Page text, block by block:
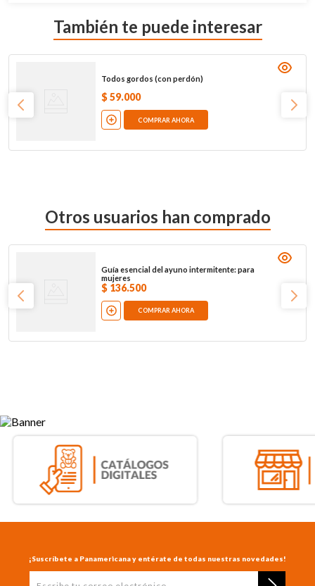
También te puede interesar
Todos gordos (con perdón)
$ 59.000
COMPRAR AHORA
Otros usuarios han comprado
Guía esencial del ayuno intermitente: para
mujeres
$ 136.500
COMPRAR AHORA
¡Suscríbete a Panamericana y entérate de todas nuestras novedades!